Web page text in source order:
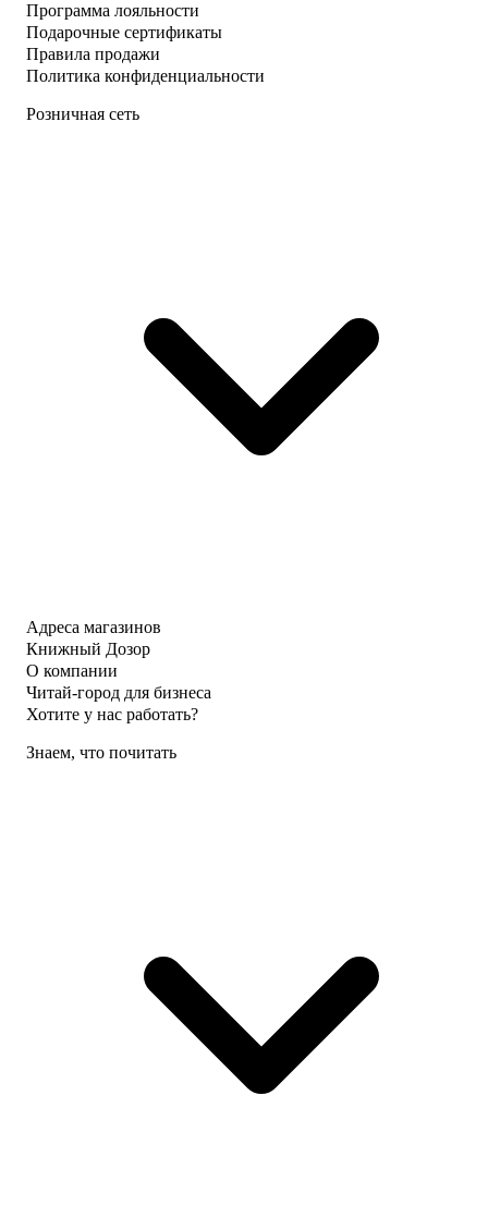
Программа лояльности
Подарочные сертификаты
Правила продажи
Политика конфиденциальности
Розничная сеть
Адреса магазинов
Книжный Дозор
О компании
Читай-город для бизнеса
Хотите у нас работать?
Знаем, что почитать